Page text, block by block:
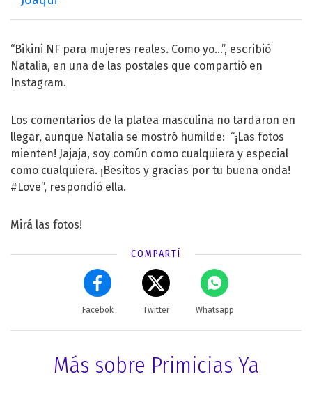
“Bikini NF para mujeres reales. Como yo...”, escribió
Natalia, en una de las postales que compartió en
Instagram.
Los comentarios de la platea masculina no tardaron en
llegar, aunque Natalia se mostró humilde: “¡Las fotos
mienten! Jajaja, soy común como cualquiera y especial
como cualquiera. ¡Besitos y gracias por tu buena onda!
#Love”, respondió ella.
Mirá las fotos!
COMPARTÍ
Facebok Twitter Whatsapp
Más sobre Primicias Ya